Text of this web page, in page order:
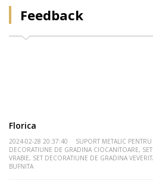
Feedback
Florica
2024-02-28 20:37:40
SUPORT METALIC
DECORATIUNE DE GRADINA CIOCANITOARE,
VRABIE, SET DECORATIUNE DE GRADINA
BUFNITA